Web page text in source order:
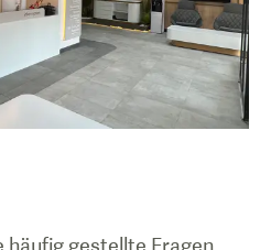
häufig gestellte Fragen